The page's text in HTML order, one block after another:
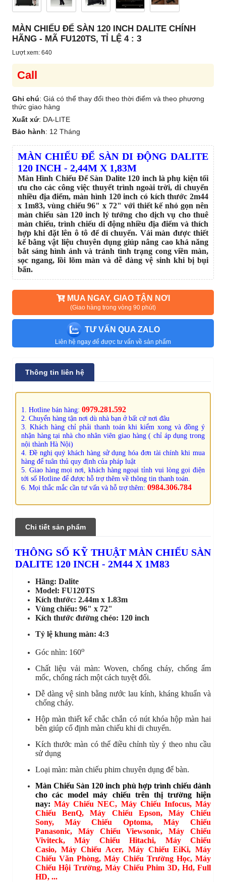
MÀN CHIẾU ĐỂ SÀN 120 INCH DALITE CHÍNH
HÃNG - MÃ FU120TS, TỈ LỆ 4 : 3
Lượt xem: 640
Call
Ghi chú: Giá có thể thay đổi theo thời điểm và theo phương
thức giao hàng
Xuất xứ: DA-LITE
Bảo hành: 12 Tháng
MÀN CHIẾU ĐỂ SÀN DI ĐỘNG DALITE
120 INCH - 2,44M X 1,83M
Màn Hình Chiếu Để Sàn Dalite 120 inch là phụ kiện tối
ưu cho các công việc thuyết trình ngoài trời, di chuyển
nhiều địa điểm, màn hình 120 inch có kích thước 2m44
x 1m83, vùng chiếu 96" x 72" với thiết kế nhỏ gọn nên
màn chiếu sàn 120 inch lý tưởng cho dịch vụ cho thuê
màn chiếu, trình chiếu di động nhiều địa điểm và thích
hợp khi đặt lên ô tô để di chuyển. Vải màn được thiết
kế bằng vật liệu chuyên dụng giúp nâng cao khả năng
bắt sáng hình ảnh và tránh tình trạng cong viền màn,
sọc ngang, lồi lõm màn và dễ dàng vệ sinh khi bị bụi
bẩn.
MUA NGAY, GIAO TẬN NƠI
(Giao hàng trong vòng 90 phút)
TƯ VẤN QUA ZALO
Liên hệ ngay để được tư vấn về sản phẩm
Thông tin liên hệ
1. Hotline bán hàng: 0979.281.592
2. Chuyển hàng tận nơi dù nhà bạn ở bất cứ nơi đâu
3. Khách hàng chỉ phải thanh toán khi kiểm xong và đồng ý
nhận hàng tại nhà cho nhân viên giao hàng ( chỉ áp dụng trong
nội thành Hà Nội)
4. Đề nghị quý khách hàng sử dụng hóa đơn tài chính khi mua
hàng để tuân thủ quy định của pháp luật
5. Giao hàng mọi nơi, khách hàng ngoại tỉnh vui lòng gọi điện
tới số Hotline để được hỗ trợ thêm về thông tin thanh toán.
6. Mọi thắc mắc cần tư vấn và hỗ trợ thêm: 0984.306.784
Chi tiết sản phẩm
THÔNG SỐ KỸ THUẬT MÀN CHIẾU SÀN
DALITE 120 INCH - 2M44 X 1M83
Hãng: Dalite
Model: FU120TS
Kích thước: 2.44m x 1.83m
Vùng chiếu: 96" x 72"
Kích thước đường chéo: 120 inch
Tỷ lệ khung màn: 4:3
Góc nhìn: 160o
Chất liệu vải màn: Woven, chống cháy, chống ẩm
mốc, chống rách một cách tuyệt đối.
Dễ dàng vệ sinh bằng nước lau kính, kháng khuẩn và
chống cháy.
Hộp màn thiết kế chắc chắn có nút khóa hộp màn hai
bên giúp cố định màn chiếu khi di chuyển.
Kích thước màn có thể điều chỉnh tùy ý theo nhu cầu
sử dụng
Loại màn: màn chiếu phim chuyên dụng để bàn.
Màn Chiếu Sàn 120 inch phù hợp trình chiếu dành
cho các model máy chiếu trên thị trường hiện
nay: Máy Chiếu NEC, Máy Chiếu Infocus,Máy
Chiếu BenQ,Máy Chiếu Epson, Máy Chiếu
Sony, Máy Chiếu Optoma,Máy Chiếu
Panasonic, Máy Chiếu Viewsonic,Máy Chiếu
Viviteck,Máy Chiếu Hitachi, Máy Chiếu
Casio, Máy Chiếu Acer, Máy Chiếu EiKi,Máy
Chiếu Văn Phòng,Máy Chiếu Trường Học,Máy
Chiếu Hội Trường, Máy Chiếu Phim 3D, Hd, Full
HD, ...